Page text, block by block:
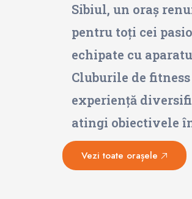
Sibiul, un oraș
pentru toți cei
echipate cu
Cluburile de
experiență
atingi obiectivele
Vezi toate orașele